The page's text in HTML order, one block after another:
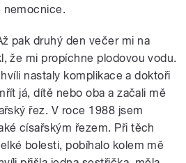
nemocnice.
pak druhý den večer mi na
že mi propíchne plodovou vodu.
nastaly komplikace a doktoři
já, dítě nebo oba a začali mě
řez. V roce 1988 jsem
císařským řezem. Při těch
bolesti, pobíhalo kolem mě